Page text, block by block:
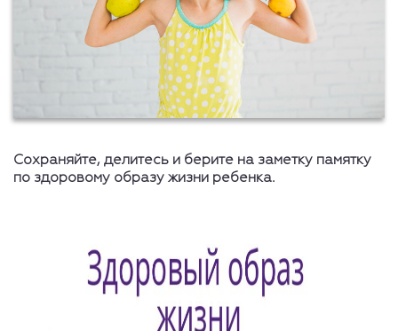
Сохраняйте, делитесь и берите на заметку памятку
по здоровому образу жизни ребенка.